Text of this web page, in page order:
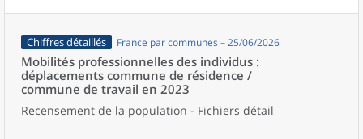
Chiffres détaillés France par communes – 25/06/2026
Mobilités professionnelles des individus :
déplacements commune de résidence /
commune de travail en 2023
Recensement de la population - Fichiers détail